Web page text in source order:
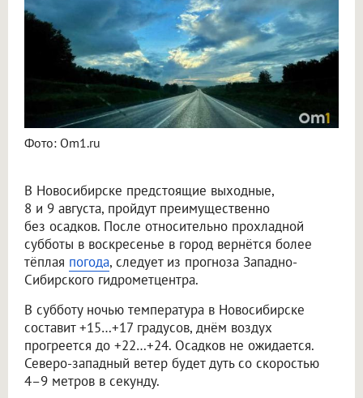
Фото: Om1.ru
В Новосибирске предстоящие выходные,
8 и 9 августа, пройдут преимущественно
без осадков. После относительно прохладной
субботы в воскресенье в город вернётся более
тёплая погода, следует из прогноза Западно-
Сибирского гидрометцентра.
В субботу ночью температура в Новосибирске
составит +15…+17 градусов, днём воздух
прогреется до +22…+24. Осадков не ожидается.
Северо-западный ветер будет дуть со скоростью
4–9 метров в секунду.